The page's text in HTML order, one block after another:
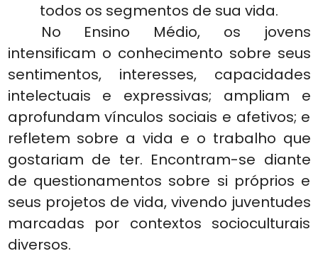
todos os segmentos de sua vida.
No Ensino Médio, os jovens
intensificam o conhecimento sobre seus
sentimentos, interesses, capacidades
intelectuais e expressivas; ampliam e
aprofundam vínculos sociais e afetivos; e
refletem sobre a vida e o trabalho que
gostariam de ter. Encontram-se diante
de questionamentos sobre si próprios e
seus projetos de vida, vivendo juventudes
marcadas por contextos socioculturais
diversos.